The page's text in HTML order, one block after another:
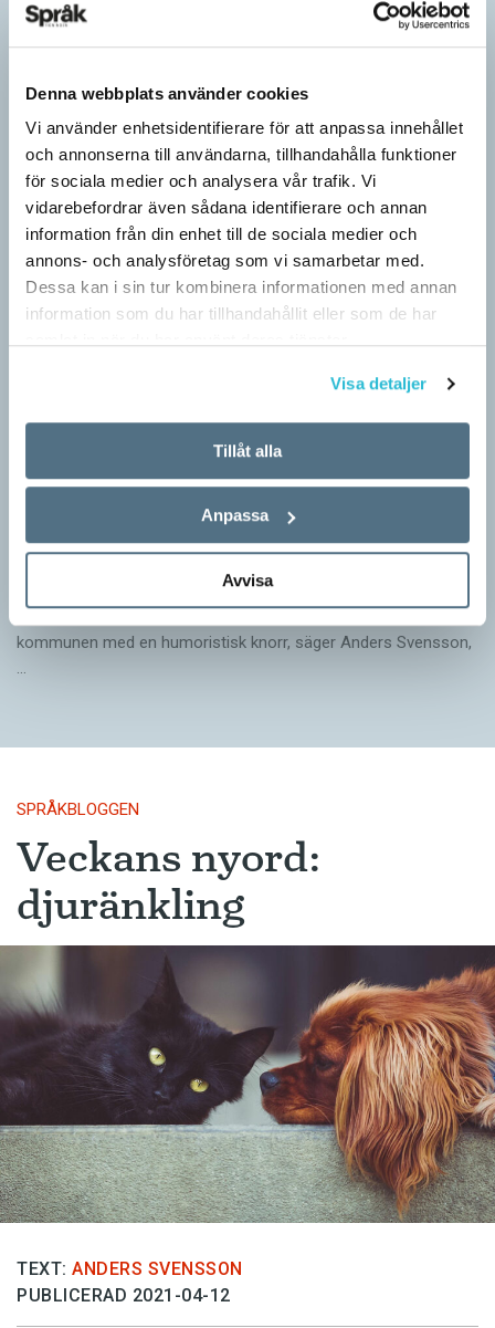
Denna webbplats använder cookies
Vi använder enhetsidentifierare för att anpassa innehållet
och annonserna till användarna, tillhandahålla funktioner
för sociala medier och analysera vår trafik. Vi
vidarebefordrar även sådana identifierare och annan
information från din enhet till de sociala medier och
annons- och analysföretag som vi samarbetar med.
Dessa kan i sin tur kombinera informationen med annan
information som du har tillhandahållit eller som de har
Visa detaljer
Tillåt alla
Anpassa
Avvisa
– Vinnarna visar att lyckade ordvitsar alltid går hem. En bra
kommunen med en humoristisk knorr, säger Anders Svensson,
…
SPRÅKBLOGGEN
Veckans nyord:
djuränkling
TEXT: ANDERS SVENSSON
PUBLICERAD 2021-04-12